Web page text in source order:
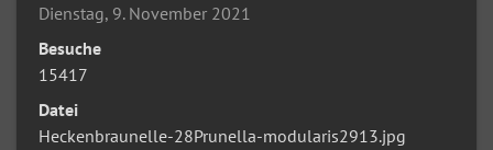
Dienstag, 9. November 2021
Besuche
15417
Datei
Heckenbraunelle-28Prunella-modularis2913.jpg